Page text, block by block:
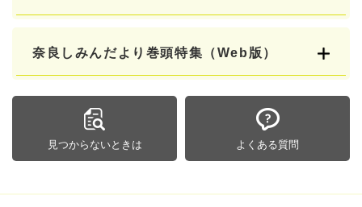
奈良しみんだより巻頭特集（Web版）
見つからないときは よくある質問